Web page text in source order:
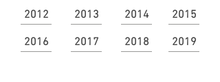
2012
2016
2013
2017
2014
2018
2015
2019